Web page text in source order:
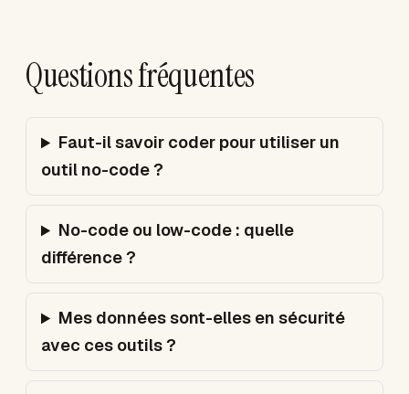
Questions fréquentes
Faut-il savoir coder pour utiliser un
outil no-code ?
No-code ou low-code : quelle
différence ?
Mes données sont-elles en sécurité
avec ces outils ?